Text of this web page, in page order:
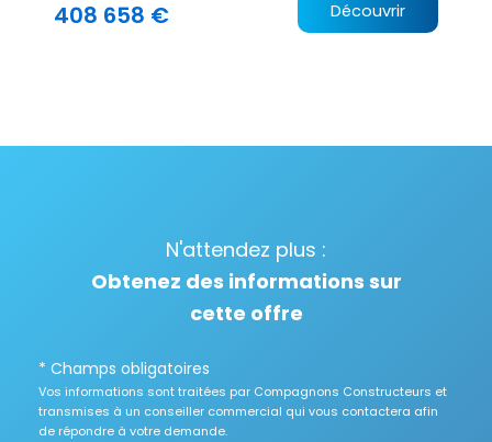
408 658 € Découvrir
N'attendez plus :
Obtenez des informations sur
cette offre
* Champs obligatoires
Vos informations sont traitées par Compagnons Constructeurs et
transmises à un conseiller commercial qui vous contactera afin
de répondre à votre demande.